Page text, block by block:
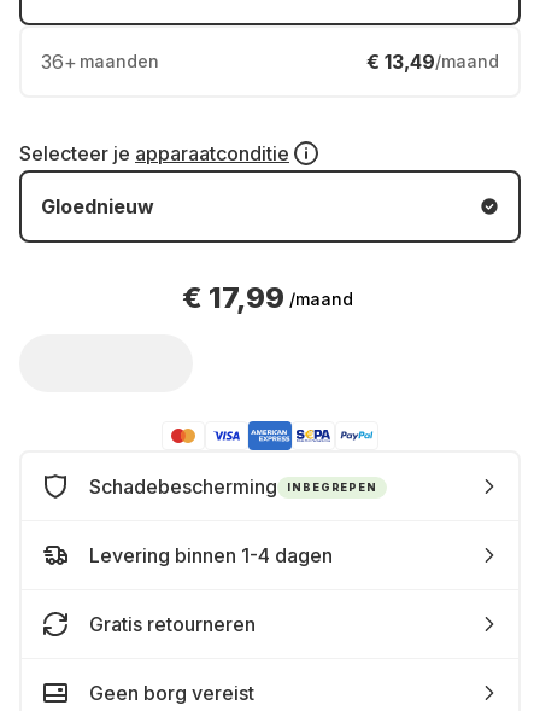
36+ maanden € 13,49/maand
Selecteer je apparaatconditie
Gloednieuw
€ 17,99 /maand
Schadebescherming INBEGREPEN
Levering binnen 1-4 dagen
Gratis retourneren
Geen borg vereist